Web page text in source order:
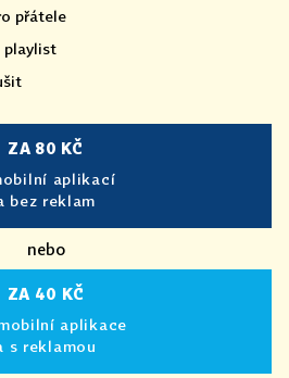
přátele
playlist
ZA 80 KČ
aplikací
bez reklam
nebo
ZA 40 KČ
aplikace
s reklamou